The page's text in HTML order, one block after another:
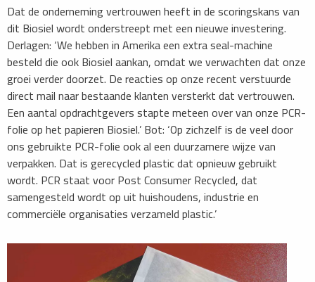
Dat de onderneming vertrouwen heeft in de scoringskans van
dit Biosiel wordt onderstreept met een nieuwe investering.
Derlagen: ‘We hebben in Amerika een extra seal-machine
besteld die ook Biosiel aankan, omdat we verwachten dat onze
groei verder doorzet. De reacties op onze recent verstuurde
direct mail naar bestaande klanten versterkt dat vertrouwen.
Een aantal opdrachtgevers stapte meteen over van onze PCR-
folie op het papieren Biosiel.’ Bot: ‘Op zichzelf is de veel door
ons gebruikte PCR-folie ook al een duurzamere wijze van
verpakken. Dat is gerecycled plastic dat opnieuw gebruikt
wordt. PCR staat voor Post Consumer Recycled, dat
samengesteld wordt op uit huishoudens, industrie en
commerciële organisaties verzameld plastic.’